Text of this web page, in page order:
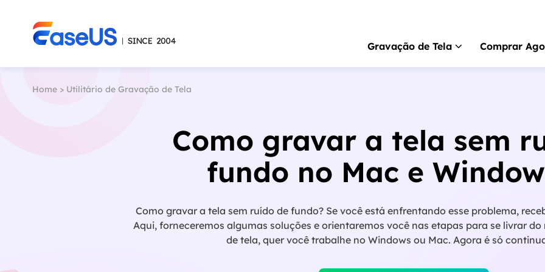
Gravação de Tela
RecExperts para
Gravador de tela
Gravador de tela
ScreenShot
Captura de tela no PC
Comprar
Home > Utilitário de Gravação de Tela
Como gravar a tela sem
fundo no Mac e
Como gravar a tela sem ruído de fundo? Se você está enfrentando esse problema,
Aqui, forneceremos algumas soluções e orientaremos você nas etapas para se livrar
de tela, quer você trabalhe no Windows ou Mac. Agora é só
